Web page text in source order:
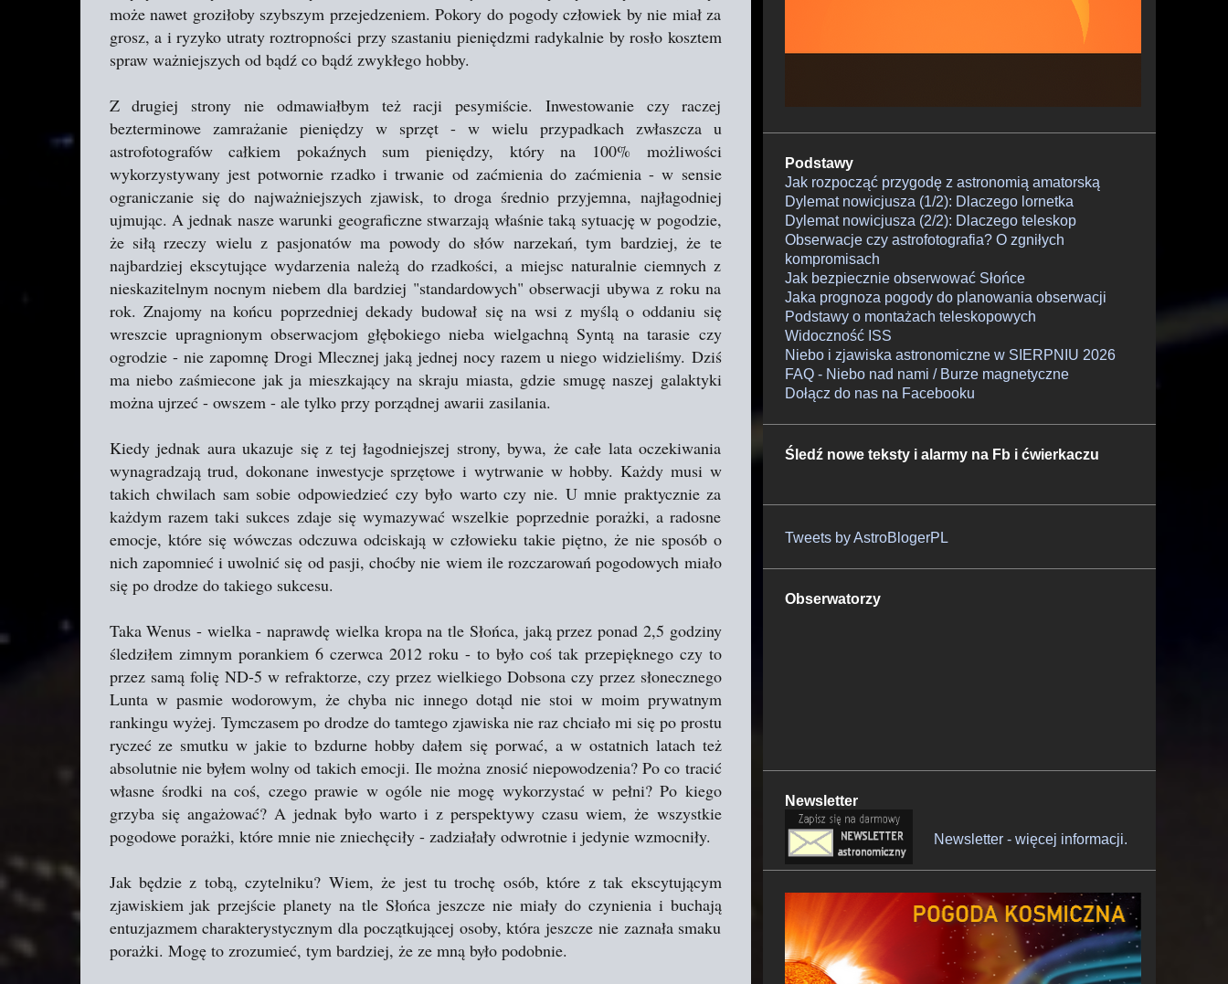
może nawet groziłoby szybszym przejedzeniem. Pokory do pogody człowiek by nie miał za
grosz, a i ryzyko utraty roztropności przy szastaniu pieniędzmi radykalnie by rosło kosztem
spraw ważniejszych od bądź co bądź zwykłego hobby.
Z drugiej strony nie odmawiałbym też racji pesymiście. Inwestowanie czy raczej
bezterminowe zamrażanie pieniędzy w sprzęt - w wielu przypadkach zwłaszcza u
astrofotografów całkiem pokaźnych sum pieniędzy, który na 100% możliwości
wykorzystywany jest potwornie rzadko i trwanie od zaćmienia do zaćmienia - w sensie
ograniczanie się do najważniejszych zjawisk, to droga średnio przyjemna, najłagodniej
ujmując. A jednak nasze warunki geograficzne stwarzają właśnie taką sytuację w pogodzie,
że siłą rzeczy wielu z pasjonatów ma powody do słów narzekań, tym bardziej, że te
najbardziej ekscytujące wydarzenia należą do rzadkości, a miejsc naturalnie ciemnych z
nieskazitelnym nocnym niebem dla bardziej "standardowych" obserwacji ubywa z roku na
rok. Znajomy na końcu poprzedniej dekady budował się na wsi z myślą o oddaniu się
wreszcie upragnionym obserwacjom głębokiego nieba wielgachną Syntą na tarasie czy
ogrodzie - nie zapomnę Drogi Mlecznej jaką jednej nocy razem u niego widzieliśmy. Dziś
ma niebo zaśmiecone jak ja mieszkający na skraju miasta, gdzie smugę naszej galaktyki
można ujrzeć - owszem - ale tylko przy porządnej awarii zasilania.
Kiedy jednak aura ukazuje się z tej łagodniejszej strony, bywa, że całe lata oczekiwania
wynagradzają trud, dokonane inwestycje sprzętowe i wytrwanie w hobby. Każdy musi w
takich chwilach sam sobie odpowiedzieć czy było warto czy nie. U mnie praktycznie za
każdym razem taki sukces zdaje się wymazywać wszelkie poprzednie porażki, a radosne
emocje, które się wówczas odczuwa odciskają w człowieku takie piętno, że nie sposób o
nich zapomnieć i uwolnić się od pasji, choćby nie wiem ile rozczarowań pogodowych miało
się po drodze do takiego sukcesu.
Taka Wenus - wielka - naprawdę wielka kropa na tle Słońca, jaką przez ponad 2,5 godziny
śledziłem zimnym porankiem 6 czerwca 2012 roku - to było coś tak przepięknego czy to
przez samą folię ND-5 w refraktorze, czy przez wielkiego Dobsona czy przez słonecznego
Lunta w pasmie wodorowym, że chyba nic innego dotąd nie stoi w moim prywatnym
rankingu wyżej. Tymczasem po drodze do tamtego zjawiska nie raz chciało mi się po prostu
ryczeć ze smutku w jakie to bzdurne hobby dałem się porwać, a w ostatnich latach też
absolutnie nie byłem wolny od takich emocji. Ile można znosić niepowodzenia? Po co tracić
własne środki na coś, czego prawie w ogóle nie mogę wykorzystać w pełni? Po kiego
grzyba się angażować? A jednak było warto i z perspektywy czasu wiem, że wszystkie
pogodowe porażki, które mnie nie zniechęciły - zadziałały odwrotnie i jedynie wzmocniły.
Jak będzie z tobą, czytelniku? Wiem, że jest tu trochę osób, które z tak ekscytującym
zjawiskiem jak przejście planety na tle Słońca jeszcze nie miały do czynienia i buchają
entuzjazmem charakterystycznym dla początkującej osoby, która jeszcze nie zaznała smaku
porażki. Mogę to zrozumieć, tym bardziej, że ze mną było podobnie.
Podstawy
Jak rozpocząć przygodę z astronomią amatorską
Dylemat nowicjusza (1/2): Dlaczego lornetka
Dylemat nowicjusza (2/2): Dlaczego teleskop
Obserwacje czy astrofotografia? O zgniłych
kompromisach
Jak bezpiecznie obserwować Słońce
Jaka prognoza pogody do planowania obserwacji
Podstawy o montażach teleskopowych
Widoczność ISS
Niebo i zjawiska astronomiczne w SIERPNIU 2026
FAQ - Niebo nad nami / Burze magnetyczne
Dołącz do nas na Facebooku
Śledź nowe teksty i alarmy na Fb i ćwierkaczu
Tweets by AstroBlogerPL
Obserwatorzy
Newsletter
Newsletter - więcej informacji.